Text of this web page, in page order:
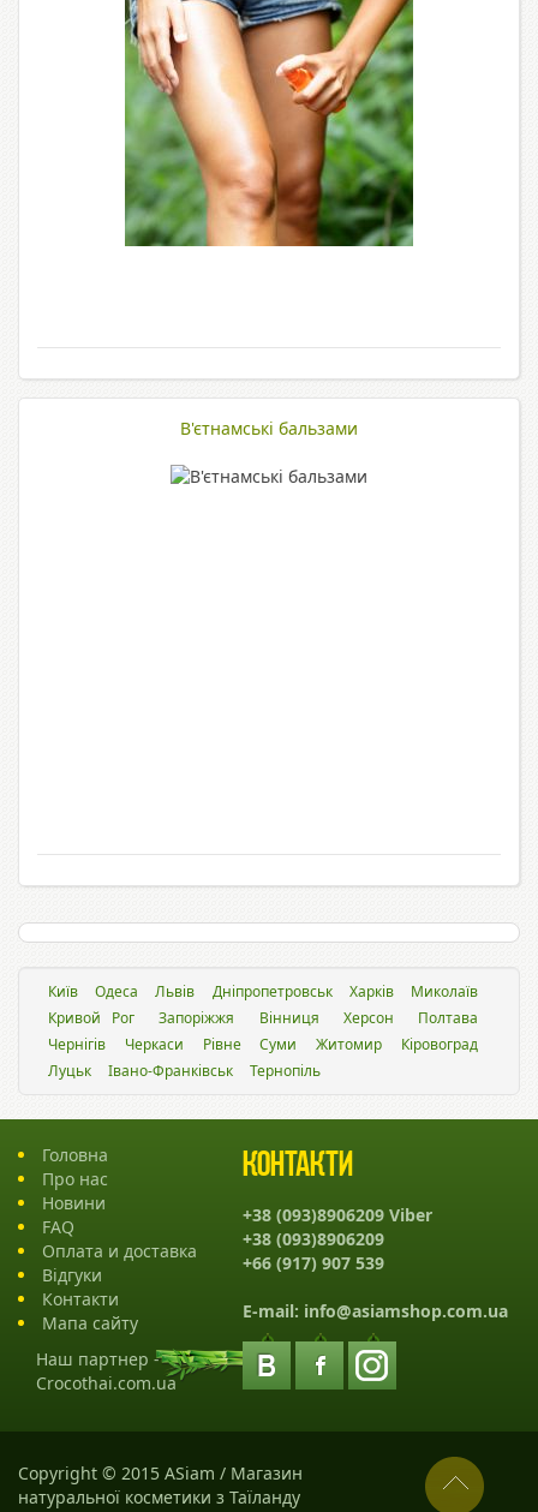
В'єтнамські бальзами
Київ Одеса Львiв Дніпропетровськ Харків
Миколаїв
Кривой Рог
Запоріжжя Вінниця Херсон
Полтава
Чернігів
Черкаси Рівне Суми Житомир
Кіровоград
Луцьк
Івано-Франківськ Тернопіль
Головна
Про нас
Новини
FAQ
Оплата и доставка
Відгуки
Контакти
Мапа сайту
Наш партнер -
Crocothai.com.ua
Контакти
+38 (093)8906209 Viber
+38 (093)8906209
+66 (917) 907 539
E-mail: info@asiamshop.com.ua
Copyright © 2015 ASiam / Магазин
натуральної косметики з Таїланду